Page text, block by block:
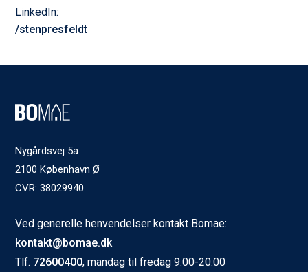
LinkedIn:
/stenpresfeldt
Nygårdsvej 5a
2100 København Ø
CVR: 38029940
Ved generelle henvendelser kontakt Bomae:
kontakt@bomae.dk
Tlf. 72600400, mandag til fredag 9:00-20:00